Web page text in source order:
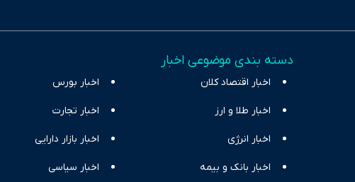
چالش‌های فقر و بیکاری را جست‌وجو کرده و در کنار تحلیل آمارها، نیازهای خبری
اقتصاد را با رویکردی حرفه‌ای و روزآمد پوشش می‌دهیم.
دسته بندی موضوعی اخبار
اخبار اقتصاد کلان اخبار بورس
اخبار طلا و ارز اخبار تجارت
اخبار انرژی اخبار بازار دارایی
اخبار بانک و بیمه اخبار سیاسی